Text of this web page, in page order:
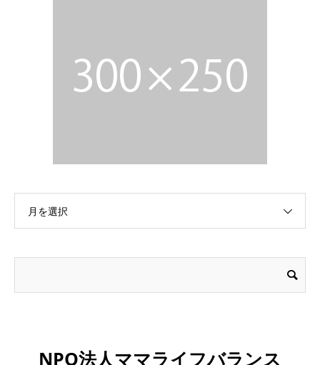
月を選択
NPO法人ママライフバランス